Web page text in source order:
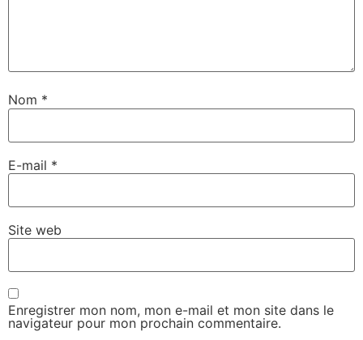
Nom *
E-mail *
Site web
Enregistrer mon nom, mon e-mail et mon site dans le
navigateur pour mon prochain commentaire.